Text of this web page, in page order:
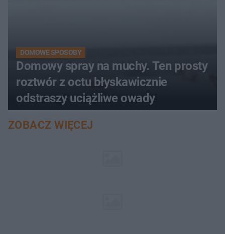
DOMOWE SPOSOBY
Domowy spray na muchy. Ten prosty
roztwór z octu błyskawicznie
odstraszy uciążliwe owady
ZOBACZ WIĘCEJ